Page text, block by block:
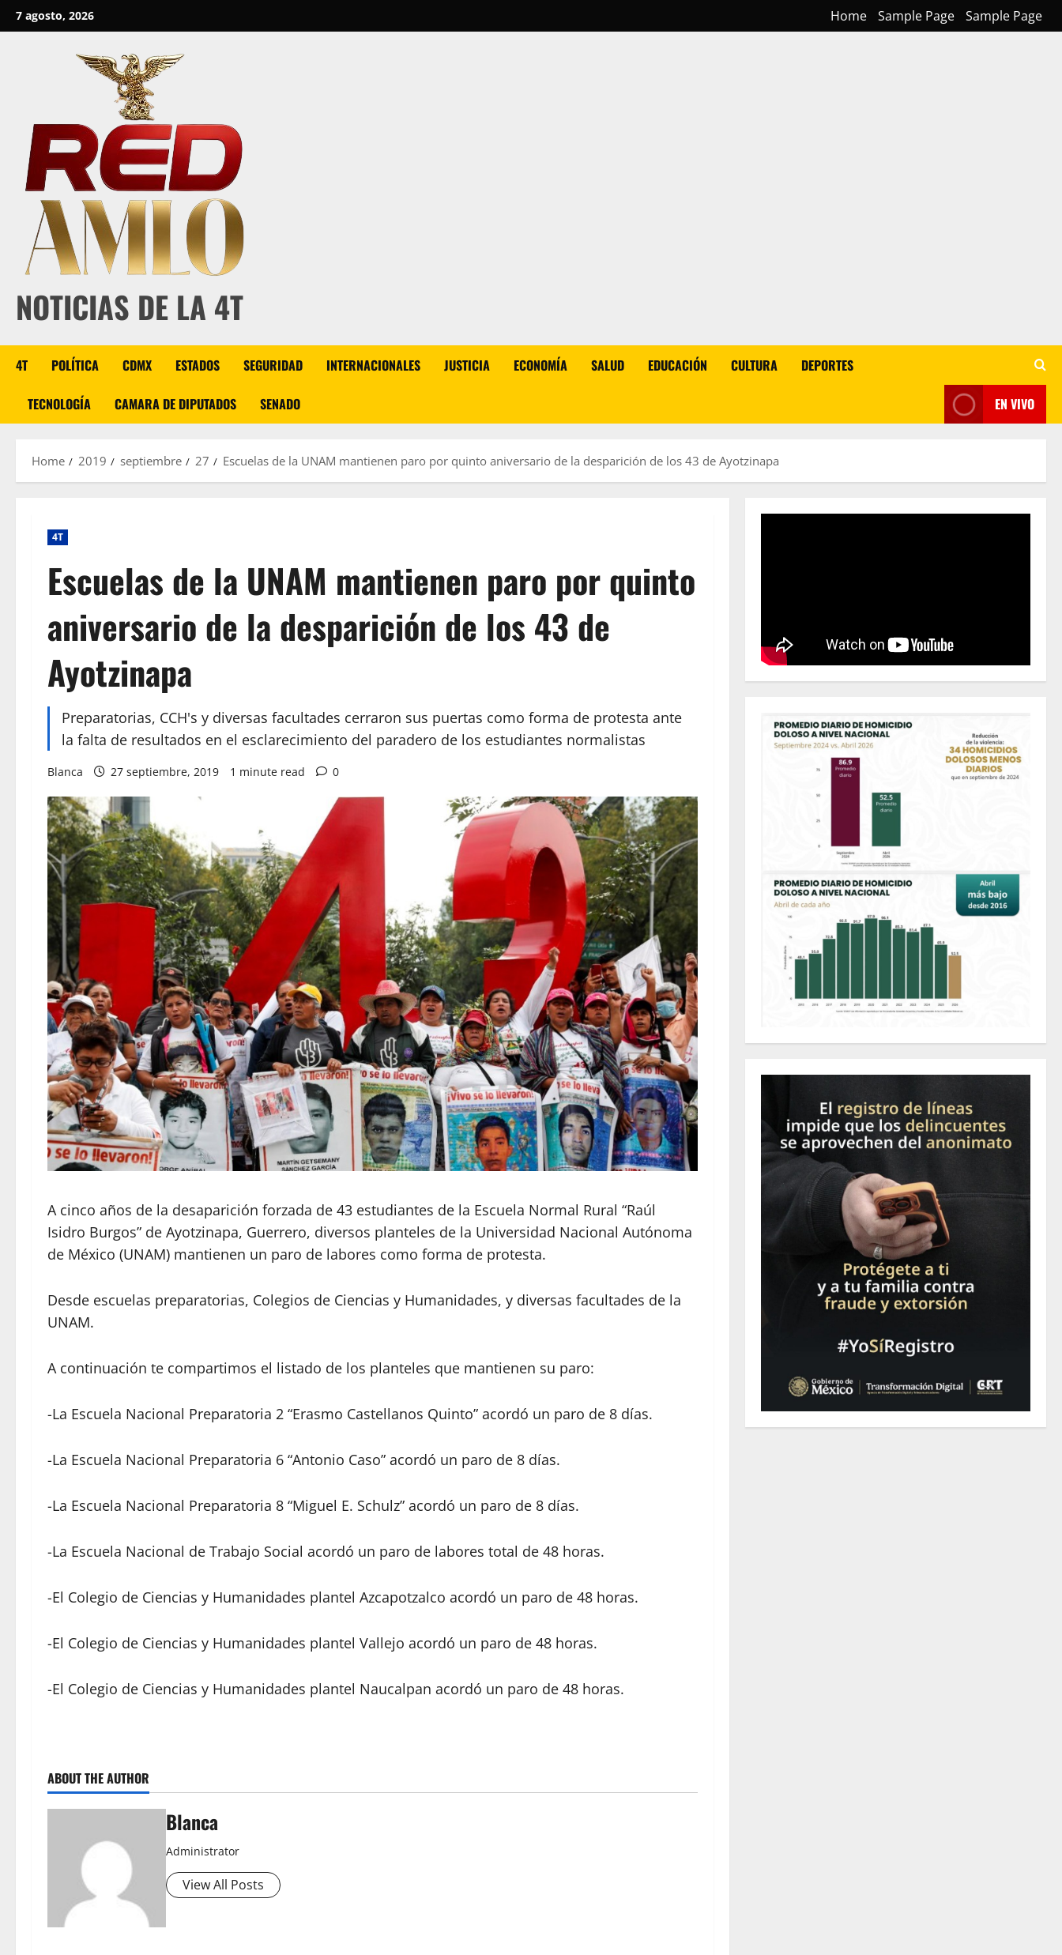
Skip
to
7 agosto, 2026 Home Sample Page Sample Page
NOTICIAS DE LA 4T
4T POLÍTICA CDMX ESTADOS SEGURIDAD INTERNACIONALES JUSTICIA ECONOMÍA SALUD EDUCACIÓN CULTURA DEPORTES
TECNOLOGÍA CAMARA DE DIPUTADOS SENADO EN VIVO
Home 2019 septiembre 27 Escuelas de la UNAM mantienen paro por quinto aniversario de la desparición de los 43 de Ayotzinapa
4T
Escuelas de la UNAM mantienen paro por quinto
aniversario de la desparición de los 43 de
Ayotzinapa
Preparatorias, CCH's y diversas facultades cerraron sus puertas como forma de protesta ante
la falta de resultados en el esclarecimiento del paradero de los estudiantes normalistas
Blanca 27 septiembre, 2019 1 minute read 0
A cinco años de la desaparición forzada de 43 estudiantes de la Escuela Normal Rural “Raúl
Isidro Burgos” de Ayotzinapa, Guerrero, diversos planteles de la Universidad Nacional Autónoma
de México (UNAM) mantienen un paro de labores como forma de protesta.
Desde escuelas preparatorias, Colegios de Ciencias y Humanidades, y diversas facultades de la
UNAM.
A continuación te compartimos el listado de los planteles que mantienen su paro:
-La Escuela Nacional Preparatoria 2 “Erasmo Castellanos Quinto” acordó un paro de 8 días.
-La Escuela Nacional Preparatoria 6 “Antonio Caso” acordó un paro de 8 días.
-La Escuela Nacional Preparatoria 8 “Miguel E. Schulz” acordó un paro de 8 días.
-La Escuela Nacional de Trabajo Social acordó un paro de labores total de 48 horas.
-El Colegio de Ciencias y Humanidades plantel Azcapotzalco acordó un paro de 48 horas.
-El Colegio de Ciencias y Humanidades plantel Vallejo acordó un paro de 48 horas.
-El Colegio de Ciencias y Humanidades plantel Naucalpan acordó un paro de 48 horas.
ABOUT THE AUTHOR
Blanca
Administrator
View All Posts